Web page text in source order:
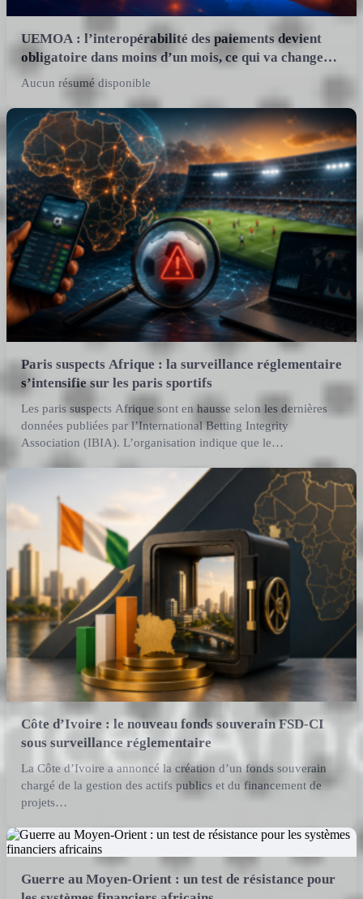
UEMOA : l’interopérabilité des paiements devient
obligatoire dans moins d’un mois, ce qui va changer
pour les fintechs
Aucun résumé disponible
Paris suspects Afrique : la surveillance réglementaire
s’intensifie sur les paris sportifs
Les paris suspects Afrique sont en hausse selon les dernières
données publiées par l’International Betting Integrity
Association (IBIA). L’organisation indique que le…
Côte d’Ivoire : le nouveau fonds souverain FSD-CI
sous surveillance réglementaire
La Côte d’Ivoire a annoncé la création d’un fonds souverain
chargé de la gestion des actifs publics et du financement de
projets…
Guerre au Moyen-Orient : un test de résistance pour